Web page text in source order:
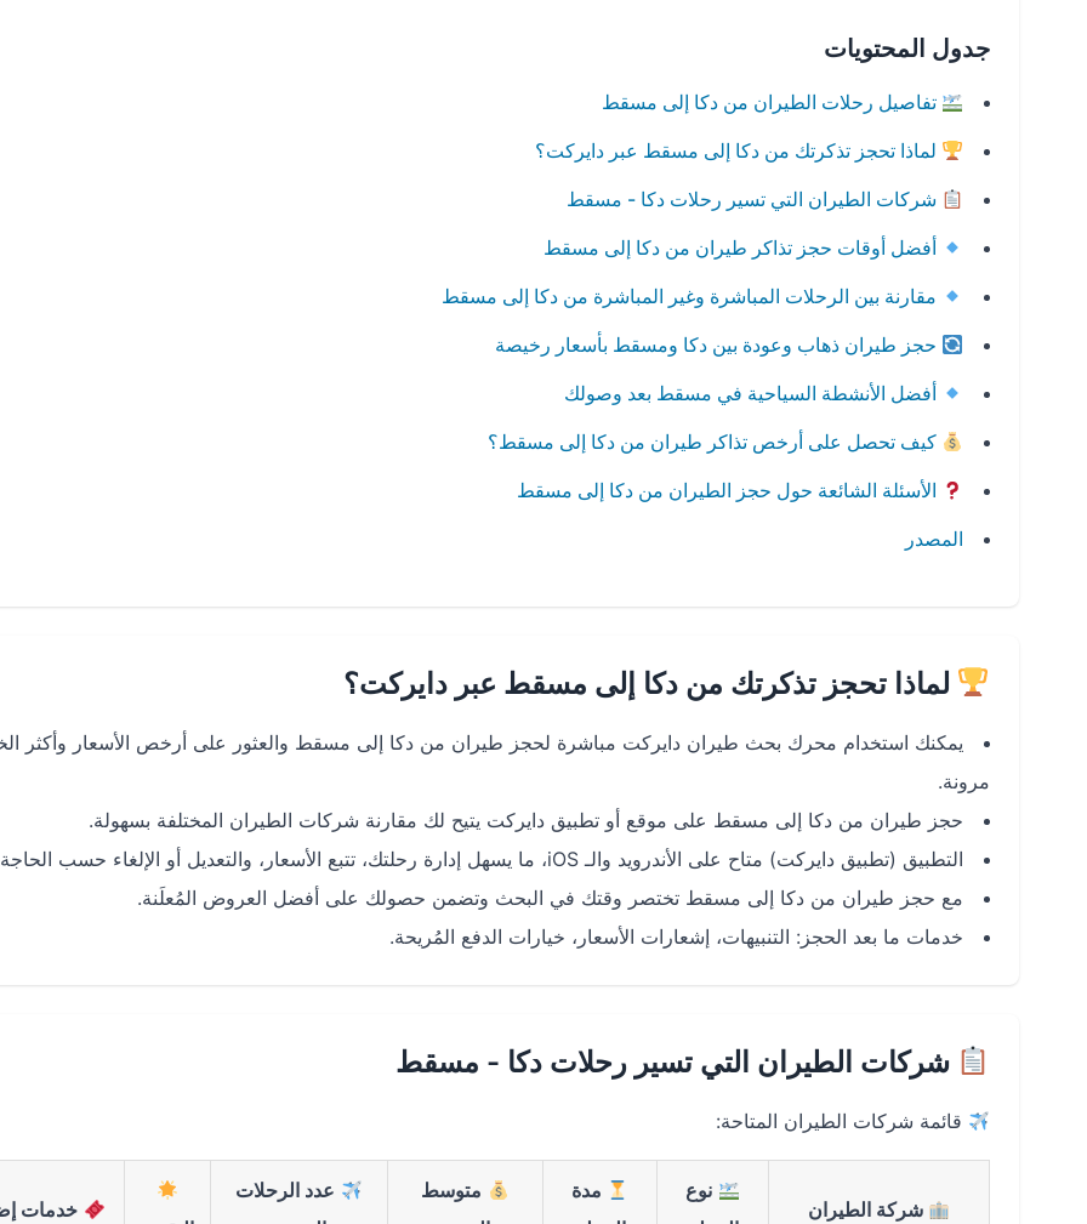
جدول المحتويات
تفاصيل رحلات الطيران من دكا إلى مسقط
لماذا تحجز تذكرتك من دكا إلى مسقط عبر دايركت؟
شركات الطيران التي تسير رحلات دكا - مسقط
أفضل أوقات حجز تذاكر طيران من دكا إلى مسقط
مقارنة بين الرحلات المباشرة وغير المباشرة من دكا إلى مسقط
حجز طيران ذهاب وعودة بين دكا ومسقط بأسعار رخيصة
أفضل الأنشطة السياحية في مسقط بعد وصولك
كيف تحصل على أرخص تذاكر طيران من دكا إلى مسقط؟
الأسئلة الشائعة حول حجز الطيران من دكا إلى مسقط
المصدر
لماذا تحجز تذكرتك من دكا إلى مسقط عبر دايركت؟
يمكنك استخدام محرك بحث طيران دايركت مباشرة لحجز طيران من دكا إلى مسقط والعثور على أرخص الأسعار وأكثر
مرونة.
حجز طيران من دكا إلى مسقط على موقع أو تطبيق دايركت يتيح لك مقارنة شركات الطيران المختلفة بسهولة.
التطبيق (تطبيق دايركت) متاح على الأندرويد والـ iOS، ما يسهل إدارة رحلتك، تتبع الأسعار، والتعديل أو الإلغاء حسب الحاجة.
مع حجز طيران من دكا إلى مسقط تختصر وقتك في البحث وتضمن حصولك على أفضل العروض المُعلَنة.
خدمات ما بعد الحجز: التنبيهات، إشعارات الأسعار، خيارات الدفع المُريحة.
شركات الطيران التي تسير رحلات دكا - مسقط
قائمة شركات الطيران المتاحة:
شركة الطيران
نوع
مدة
متوسط
عدد الرحلات
خدمات